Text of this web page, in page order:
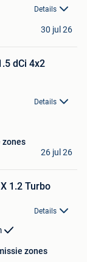
Details
30 jul 26
dCi 4x2
Details
26 jul 26
1.2 Turbo
Details
zones